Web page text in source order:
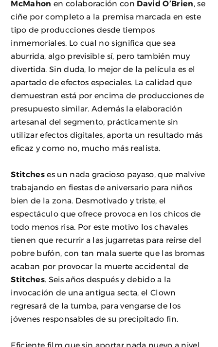
McMahon en colaboración con David O’Brien , se
ciñe por completo a la premisa marcada en este
tipo de producciones desde tiempos
inmemoriales. Lo cual no significa que sea
aburrida, algo previsible sí, pero también muy
divertida. Sin duda, lo mejor de la película es el
apartado de efectos especiales. La calidad que
demuestran está por encima de producciones de
presupuesto similar. Además la elaboración
artesanal del segmento, prácticamente sin
utilizar efectos digitales, aporta un resultado más
eficaz y como no, mucho más realista.
Stitcheses un nada gracioso payaso, que malvive
trabajando en fiestas de aniversario para niños
bien de la zona. Desmotivado y triste, el
espectáculo que ofrece provoca en los chicos de
todo menos risa. Por este motivo los chavales
tienen que recurrir a las jugarretas para reírse del
pobre bufón, con tan mala suerte que las bromas
acaban por provocar la muerte accidental de
Stitches. Seis años después y debido a la
invocación de una antigua secta, el Clown
regresará de la tumba, para vengarse de los
jóvenes responsables de su precipitado fin.
Eficiente film que sin aportar nada nuevo a nivel